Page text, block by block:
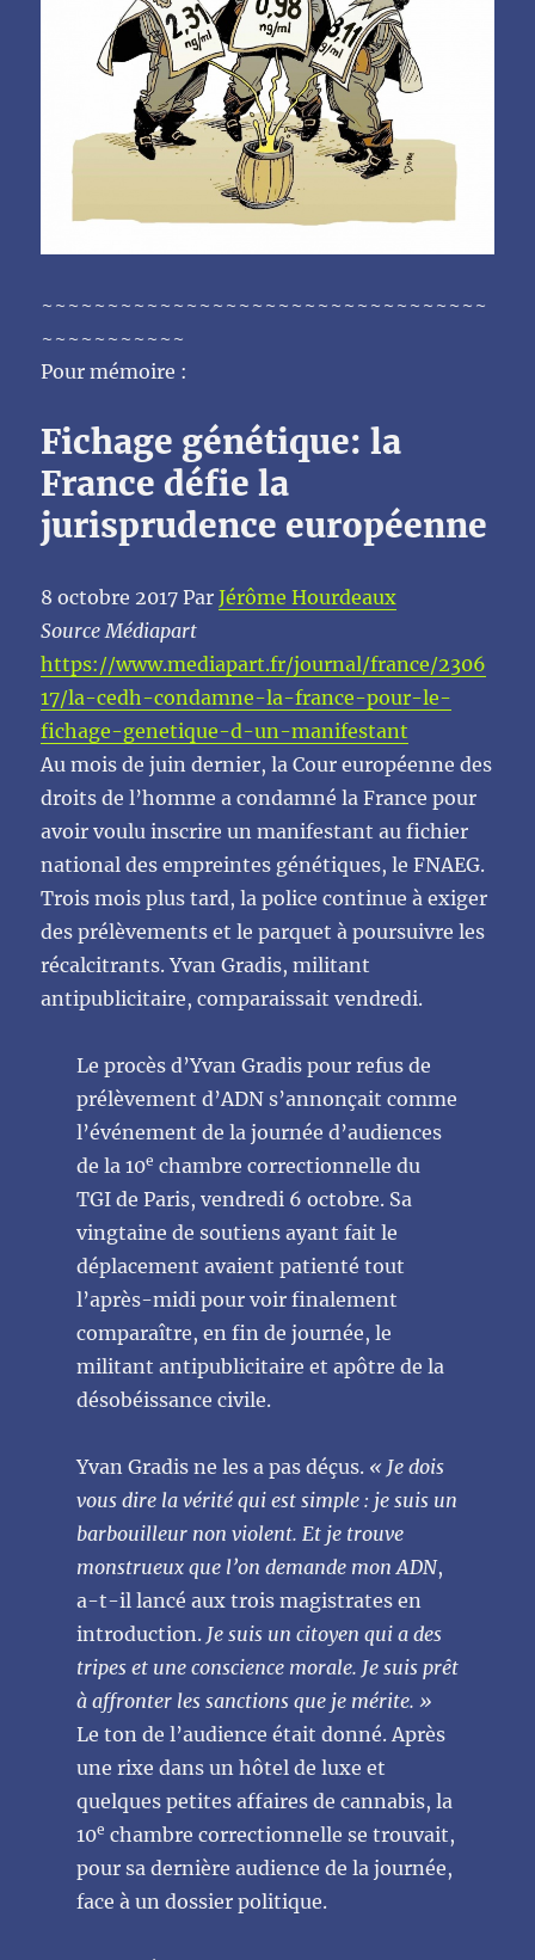
~~~~~~~~~~~~~~~~~~~~~~~~~~~~~~~~~~
~~~~~~~~~~~
Pour mémoire :
Fichage génétique: la
France défie la
jurisprudence européenne
8 octobre 2017 ParJérôme Hourdeaux
Source Médiapart
https://www.mediapart.fr/journal/france/2306
17/la-cedh-condamne-la-france-pour-le-
fichage-genetique-d-un-manifestant
Au mois de juin dernier, la Cour européenne des
droits de l’homme a condamné la France pour
avoir voulu inscrire un manifestant au fichier
national des empreintes génétiques, le FNAEG.
Trois mois plus tard, la police continue à exiger
des prélèvements et le parquet à poursuivre les
récalcitrants. Yvan Gradis, militant
antipublicitaire, comparaissait vendredi.
Le procès d’Yvan Gradis pour refus de
prélèvement d’ADN s’annonçait comme
l’événement de la journée d’audiences
de la 10e chambre correctionnelle du
TGI de Paris, vendredi 6 octobre. Sa
vingtaine de soutiens ayant fait le
déplacement avaient patienté tout
l’après-midi pour voir finalement
comparaître, en fin de journée, le
militant antipublicitaire et apôtre de la
désobéissance civile.
Yvan Gradis ne les a pas déçus. « Je dois
vous dire la vérité qui est simple : je suis un
barbouilleur non violent. Et je trouve
monstrueux que l’on demande mon ADN,
a-t-il lancé aux trois magistrates en
introduction. Je suis un citoyen qui a des
tripes et une conscience morale. Je suis prêt
à affronter les sanctions que je mérite. »
Le ton de l’audience était donné. Après
une rixe dans un hôtel de luxe et
quelques petites affaires de cannabis, la
10e chambre correctionnelle se trouvait,
pour sa dernière audience de la journée,
face à un dossier politique.